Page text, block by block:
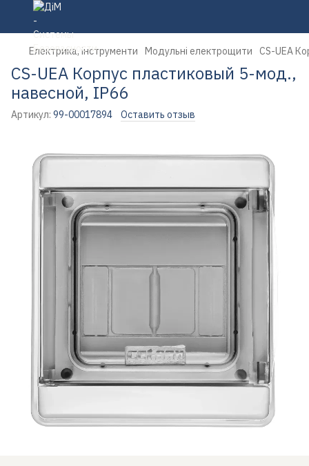
Електрика, інструменти Модульні електрощити CS-UEA
CS-UEA Корпус пластиковый 5-мод.,
навесной, IP66
Артикул: 99-00017894 Оставить отзыв